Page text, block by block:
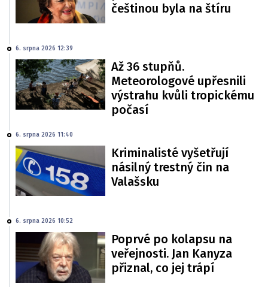
češtinou byla na štíru
6. srpna 2026 12:39
Až 36 stupňů.
Meteorologové upřesnili
výstrahu kvůli tropickému
počasí
6. srpna 2026 11:40
Kriminalisté vyšetřují
násilný trestný čin na
Valašsku
6. srpna 2026 10:52
Poprvé po kolapsu na
veřejnosti. Jan Kanyza
přiznal, co jej trápí